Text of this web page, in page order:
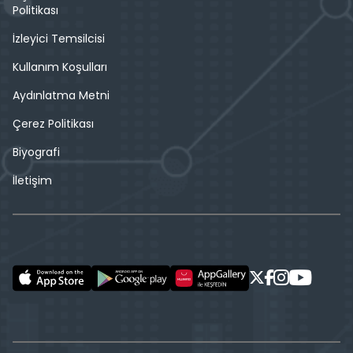
Politikası
İzleyici Temsilcisi
Kullanım Koşulları
Aydınlatma Metni
Çerez Politikası
Biyografi
İletişim